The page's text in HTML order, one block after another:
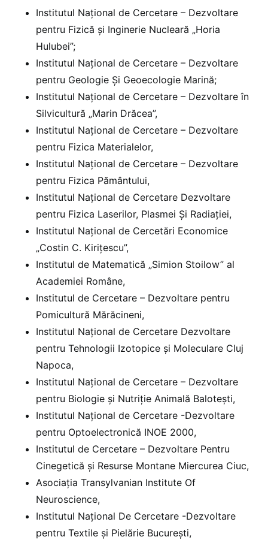
Institutul Național de Cercetare – Dezvoltare
pentru Fizică și Inginerie Nucleară „Horia
Hulubei”;
Institutul Național de Cercetare – Dezvoltare
pentru Geologie Și Geoecologie Marină;
Institutul Național de Cercetare – Dezvoltare în
Silvicultură „Marin Drăcea”,
Institutul Național de Cercetare – Dezvoltare
pentru Fizica Materialelor,
Institutul Național de Cercetare – Dezvoltare
pentru Fizica Pământului,
Institutul Național de Cercetare Dezvoltare
pentru Fizica Laserilor, Plasmei Și Radiației,
Institutul Național de Cercetări Economice
„Costin C. Kirițescu”,
Institutul de Matematică „Simion Stoilow” al
Academiei Române,
Institutul de Cercetare – Dezvoltare pentru
Pomicultură Mărăcineni,
Institutul Național de Cercetare Dezvoltare
pentru Tehnologii Izotopice și Moleculare Cluj
Napoca,
Institutul Național de Cercetare – Dezvoltare
pentru Biologie și Nutriție Animală Balotești,
Institutul Național de Cercetare -Dezvoltare
pentru Optoelectronică INOE 2000,
Institutul de Cercetare – Dezvoltare Pentru
Cinegetică și Resurse Montane Miercurea Ciuc,
Asociația Transylvanian Institute Of
Neuroscience,
Institutul Național De Cercetare -Dezvoltare
pentru Textile și Pielărie București,